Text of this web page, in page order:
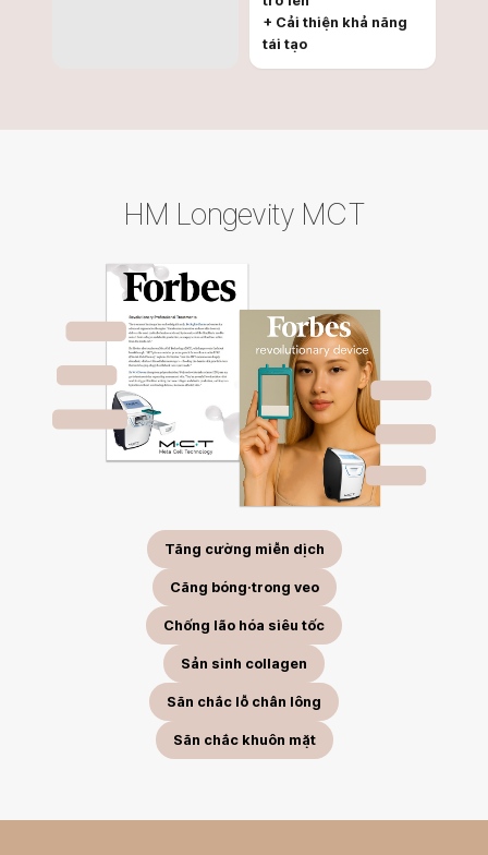
+ Cải thiện khả năng
tái tạo
HM Longevity MCT
Tăng cường miễn dịch
Căng bóng·trong veo
Chống lão hóa siêu tốc
Sản sinh collagen
Săn chắc lỗ chân lông
Săn chắc khuôn mặt